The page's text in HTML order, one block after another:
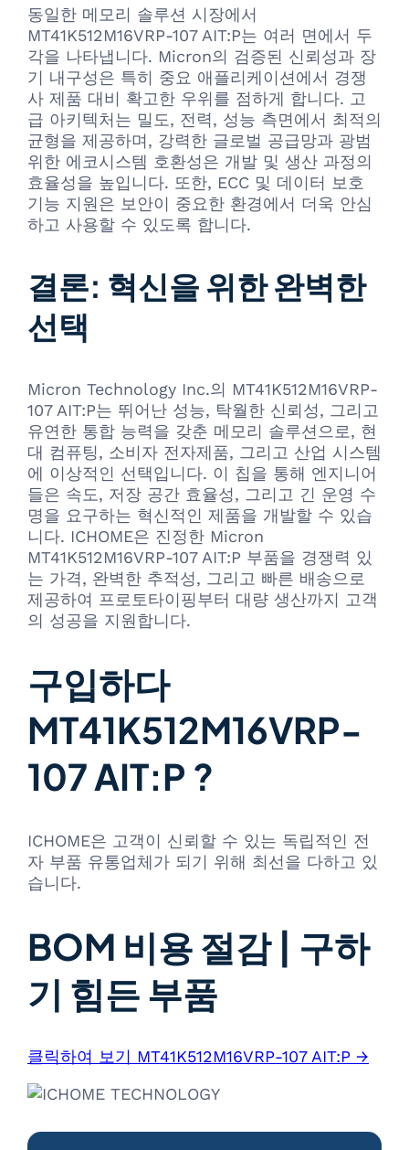
동일한 메모리 솔루션 시장에서
MT41K512M16VRP-107 AIT:P는 여러 면에서 두
각을 나타냅니다. Micron의 검증된 신뢰성과 장
기 내구성은 특히 중요 애플리케이션에서 경쟁
사 제품 대비 확고한 우위를 점하게 합니다. 고
급 아키텍처는 밀도, 전력, 성능 측면에서 최적의
균형을 제공하며, 강력한 글로벌 공급망과 광범
위한 에코시스템 호환성은 개발 및 생산 과정의
효율성을 높입니다. 또한, ECC 및 데이터 보호
기능 지원은 보안이 중요한 환경에서 더욱 안심
하고 사용할 수 있도록 합니다.
결론: 혁신을 위한 완벽한
선택
Micron Technology Inc.의 MT41K512M16VRP-
107 AIT:P는 뛰어난 성능, 탁월한 신뢰성, 그리고
유연한 통합 능력을 갖춘 메모리 솔루션으로, 현
대 컴퓨팅, 소비자 전자제품, 그리고 산업 시스템
에 이상적인 선택입니다. 이 칩을 통해 엔지니어
들은 속도, 저장 공간 효율성, 그리고 긴 운영 수
명을 요구하는 혁신적인 제품을 개발할 수 있습
니다. ICHOME은 진정한 Micron
MT41K512M16VRP-107 AIT:P 부품을 경쟁력 있
는 가격, 완벽한 추적성, 그리고 빠른 배송으로
제공하여 프로토타이핑부터 대량 생산까지 고객
의 성공을 지원합니다.
구입하다
MT41K512M16VRP-
107 AIT:P ?
ICHOME은 고객이 신뢰할 수 있는 독립적인 전
자 부품 유통업체가 되기 위해 최선을 다하고 있
습니다.
BOM 비용 절감 | 구하
기 힘든 부품
클릭하여 보기 MT41K512M16VRP-107 AIT:P →